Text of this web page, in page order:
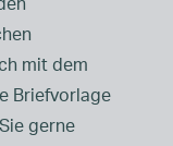
mit dem
Briefvorlage
gerne